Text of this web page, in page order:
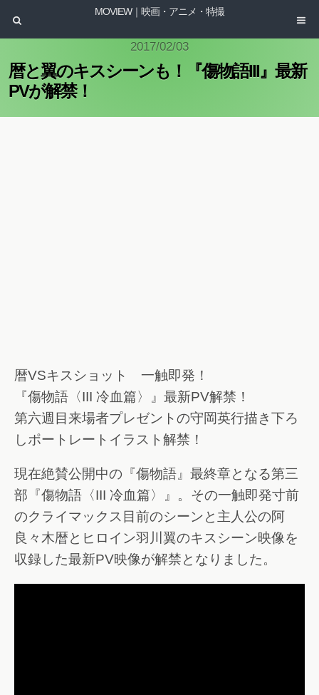
MOVIEW｜映画・アニメ・特撮
2017/02/03
暦と翼のキスシーンも！『傷物語III』最新
PVが解禁！
暦VSキスショット 一触即発！
『傷物語〈III 冷血篇〉』最新PV解禁！
第六週目来場者プレゼントの守岡英行描き下ろ
しポートレートイラスト解禁！
現在絶賛公開中の『傷物語』最終章となる第三
部『傷物語〈III 冷血篇〉』。その一触即発寸前
のクライマックス目前のシーンと主人公の阿
良々木暦とヒロイン羽川翼のキスシーン映像を
収録した最新PV映像が解禁となりました。